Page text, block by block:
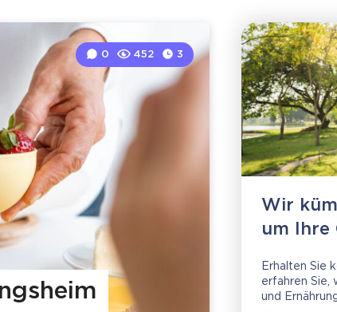
0 452 3
Wir
um Ihre
Erhalten Sie
erfahren Sie,
und